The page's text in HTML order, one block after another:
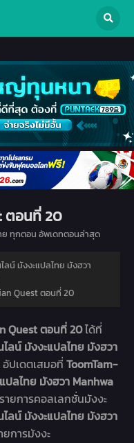
ตอนที่ 20
ย ทุกตอน อัพเดทตอนล่าสุด
น์ มังงะแปลไทย มังฮวา
Quest ตอนที่ 20
Quest ตอนที่ 20ได้ที่
ลน์ มังงะแปลไทย มังฮวา
อัปเดตเสมอที่ ToomTam-
ปลไทย มังฮวา Manhwa
ยการคอลเลกชั่นมังงะ
ลน์ มังงะแปลไทย มังฮวา
ยการมังงะ